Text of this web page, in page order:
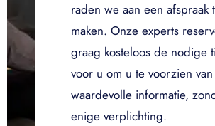
raden we aan een afspraak
maken. Onze experts
graag kosteloos de nodige
voor u om u te voorzien van
waardevolle informatie,
enige verplichting.